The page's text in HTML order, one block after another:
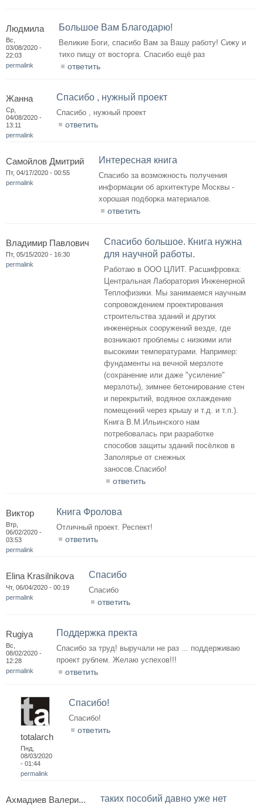
Людмила
Вс,
03/08/2020 -
22:03
permalink
Большое Вам Благодарю!
Великие Боги, спасибо Вам за Вашу работу! Сижу и
тихо пищу от восторга. Спасибо ещё раз
ответить
Жанна
Ср,
04/08/2020 -
13:11
permalink
Спасибо , нужный проект
Спасибо , нужный проект
ответить
Самойлов Дмитрий
Пт, 04/17/2020 - 00:55
permalink
Интересная книга
Спасибо за возможность получения
информации об архитектуре Москвы -
хорошая подборка материалов.
ответить
Владимир Павлович
Пт, 05/15/2020 - 16:30
permalink
Спасибо большое. Книга нужна
для научной работы.
Работаю в ООО ЦЛИТ. Расшифровка:
Центральная Лаборатория Инженерной
Теплофизики. Мы занимаемся научным
сопровождением проектирования
строительства зданий и других
инженерных сооружений везде, где
возникают проблемы с низкими или
высокими температурами. Например:
фундаменты на вечной мерзлоте
(сохранение или даже "усиление"
мерзлоты), зимнее бетонирование стен
и перекрытий, водяное охлаждение
помещений через крышу и т.д. и т.п.).
Книга В.М.Ильинского нам
потребовалась при разработке
способов защиты зданий посёлков в
Заполярье от снежных
заносов.Спасибо!
ответить
Виктор
Втр,
06/02/2020 -
03:53
permalink
Книга Фролова
Отличный проект. Респект!
ответить
Elina Krasilnikova
Чт, 06/04/2020 - 00:19
permalink
Спасибо
Спасибо
ответить
Rugiya
Вс,
08/02/2020 -
12:28
permalink
Поддержка пректа
Спасибо за труд! выручали не раз ... поддерживаю
проект рублем. Желаю успехов!!!
ответить
totalarch
Пнд,
08/03/2020
- 01:44
permalink
Спасибо!
Спасибо!
ответить
Ахмадиев Валери... таких пособий давно уже нет